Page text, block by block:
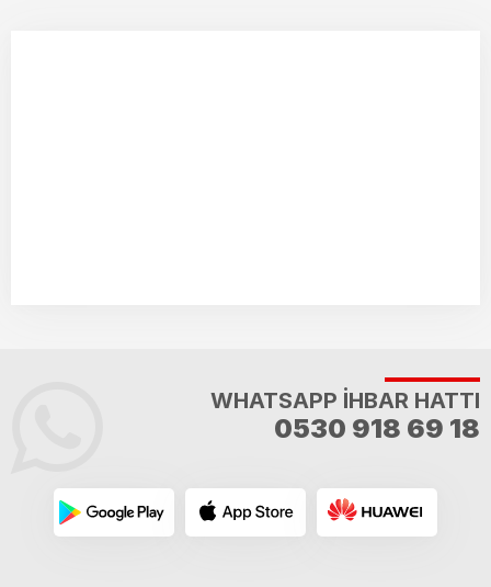
WHATSAPP İHBAR HATTI
0530 918 69 18